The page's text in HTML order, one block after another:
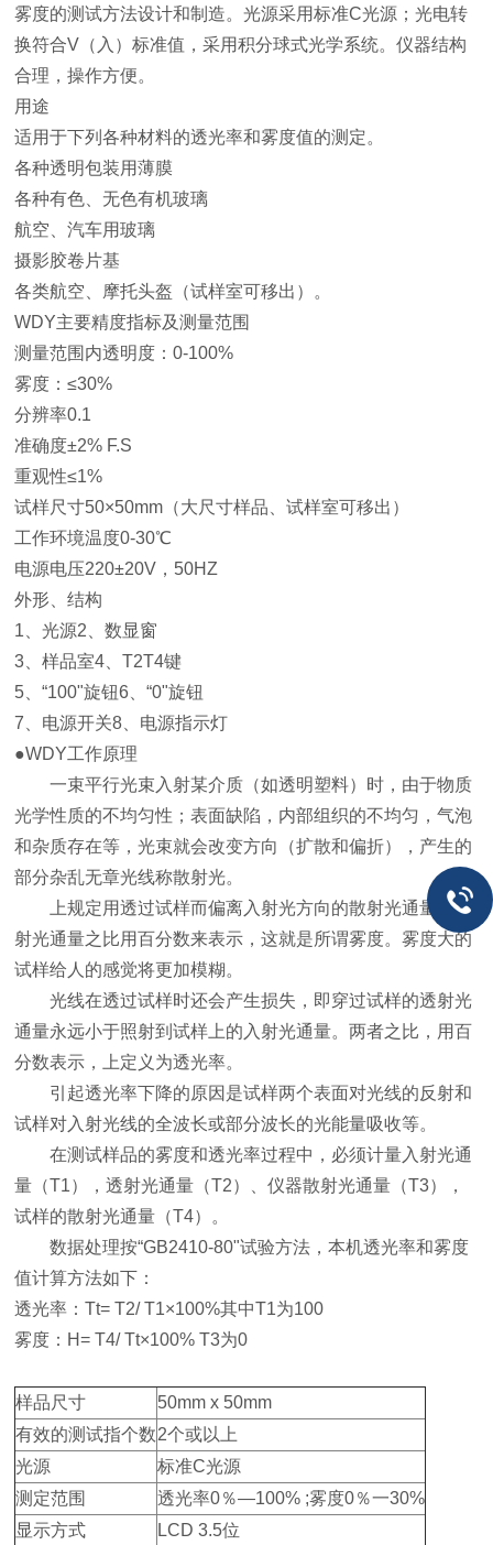
雾度的测试方法设计和制造。光源采用标准C光源；光电转
换符合V（入）标准值，采用积分球式光学系统。仪器结构
合理，操作方便。
用途
适用于下列各种材料的透光率和雾度值的测定。
各种透明包装用薄膜
各种有色、无色有机玻璃
航空、汽车用玻璃
摄影胶卷片基
各类航空、摩托头盔（试样室可移出）。
WDY主要精度指标及测量范围
测量范围内透明度：0-100%
雾度：≤30%
分辨率0.1
准确度±2% F.S
重观性≤1%
试样尺寸50×50mm（大尺寸样品、试样室可移出）
工作环境温度0-30℃
电源电压220±20V，50HZ
外形、结构
1、光源2、数显窗
3、样品室4、T2T4键
5、“100"旋钮6、“0"旋钮
7、电源开关8、电源指示灯
●WDY工作原理
一束平行光束入射某介质（如透明塑料）时，由于物质
光学性质的不均匀性；表面缺陷，内部组织的不均匀，气泡
和杂质存在等，光束就会改变方向（扩散和偏折），产生的
部分杂乱无章光线称散射光。
上规定用透过试样而偏离入射光方向的散射光通量与透
射光通量之比用百分数来表示，这就是所谓雾度。雾度大的
试样给人的感觉将更加模糊。
光线在透过试样时还会产生损失，即穿过试样的透射光
通量永远小于照射到试样上的入射光通量。两者之比，用百
分数表示，上定义为透光率。
引起透光率下降的原因是试样两个表面对光线的反射和
试样对入射光线的全波长或部分波长的光能量吸收等。
在测试样品的雾度和透光率过程中，必须计量入射光通
量（T1），透射光通量（T2）、仪器散射光通量（T3），
试样的散射光通量（T4）。
数据处理按“GB2410-80"试验方法，本机透光率和雾度
值计算方法如下：
透光率：Tt= T2/ T1×100%其中T1为100
雾度：H= T4/ Tt×100% T3为0
样品尺寸
50mm x 50mm
有效的测试指个数2个或以上
光源
标准C光源
测定范围
透光率0％—100% ;雾度0％一30%
显示方式
LCD 3.5位